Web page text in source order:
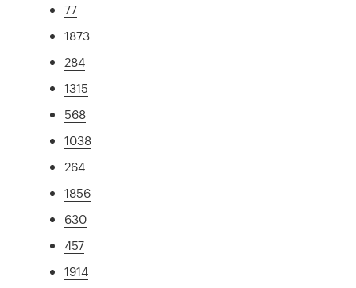
77
1873
284
1315
568
1038
264
1856
630
457
1914